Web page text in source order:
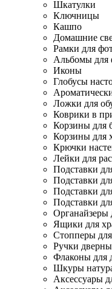
Шкатулки
Ключницы
Кашпо
Домашние
Рамки для
Альбомы для
Иконы
Глобусы
Ложки для
Коврики в
Корзины для
Корзины для
Крючки
Лейки для
Подставки
Подставки
Подставки
Подставки
Органайзеры
Ящики для
Стопперы
Ручки
Флаконы для
Шкуры
Аксессуары